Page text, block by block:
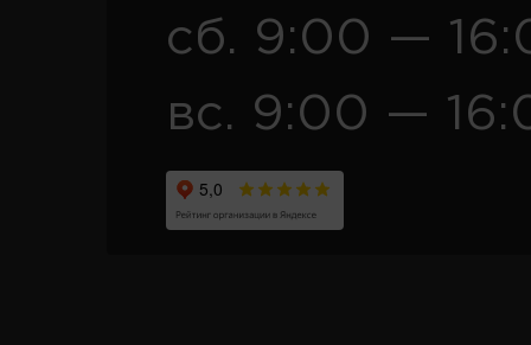
сб. 9:00 —
вс. 9:00 —